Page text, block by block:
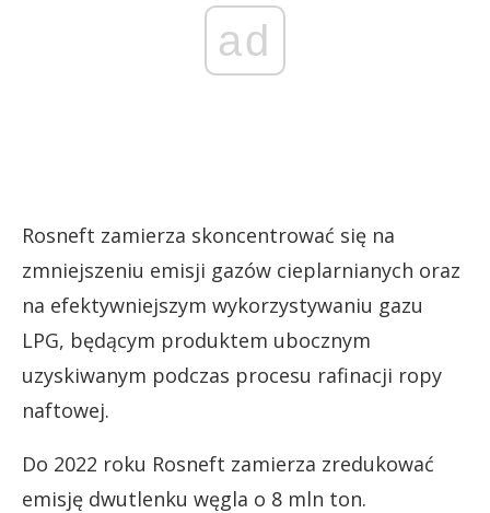
ad
Rosneft zamierza skoncentrować się na
zmniejszeniu emisji gazów cieplarnianych oraz
na efektywniejszym wykorzystywaniu gazu
LPG, będącym produktem ubocznym
uzyskiwanym podczas procesu rafinacji ropy
naftowej.
Do 2022 roku Rosneft zamierza zredukować
emisję dwutlenku węgla o 8 mln ton.